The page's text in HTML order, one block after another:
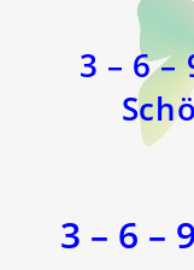
3 – 6
3 – 6 – 9